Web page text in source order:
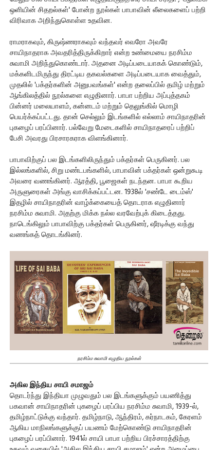
ஒளியின் சிதறல்கள்' போன்ற நூல்கள் பாபாவின் லீலைகளைப் பற்றி
விரிவாக அறிந்துகொள்ள உதவின.
ராமராகவும், கிருஷ்ணராகவும் வந்தவர் எவரோ அவரே
சாயிநாதராக அவதரித்திருக்கிறார் என்ற உண்மையை நரசிம்ம
சுவாமி அறிந்துகொண்டார். அதனை அடிப்படையாகக் கொண்டும்,
மக்களிடமிருந்து திரட்டிய தகவல்களை அடிப்படையாக வைத்தும்,
முதலில் 'பக்தர்களின் அனுபவங்கள்' என்ற தலைப்பில் தமிழ் மற்றும்
ஆங்கிலத்தில் நூல்களை எழுதினார். பாபா பற்றிய அப்புத்தகம்
பின்னர் மலையாளம், கன்னடம் மற்றும் தெலுங்கில் மொழி
பெயர்க்கப்பட்டது. தான் செல்லும் இடங்களில் எல்லாம் சாயிநாதரின்
புகழைப் பரப்பினார். பல்வேறு மேடைகளில் சாயிநாதரைப் பற்றிப்
பேசி அவரது பிரசாரகராக விளங்கினார்.
பாபாவிற்குப் பல இடங்களிலிருந்தும் பக்தர்கள் பெருகினர். பல
இல்லங்களில், சிறு மண்டபங்களில், பாபாவின் பக்தர்கள் ஒன்றுகூடி
அவரை வணங்கினர். ஆரத்தி, பூஜைகள் நடந்தன. பாபா கூறிய
அருளுரைகள் அங்கு வாசிக்கப்பட்டன. 1938ல் 'சண்டே டைம்ஸ்'
இதழில் சாயிநாதரின் வாழ்க்கையைத் தொடராக எழுதினார்
நரசிம்ம சுவாமி. அதற்கு மிக்க நல்ல வரவேற்புக் கிடைத்தது.
நாடெங்கிலும் பாபாவிற்கு பக்தர்கள் பெருகினர், ஷீரடிக்கு வந்து
வணங்கத் தொடங்கினர்.
நரசிம்ம சுவாமி எழுதிய நூல்கள்
அகில இந்திய சாயி சமாஜம்
தொடர்ந்து இந்தியா முழுவதும் பல இடங்களுக்கும் பயணித்து
பகவான் சாயிநாதரின் புகழைப் பரப்பிய நரசிம்ம சுவாமி, 1939-ல்,
தமிழ்நாட்டுக்கு வந்தார். தமிழ்நாடு, ஆந்திரம், கர்நாடகம், கேரளம்
ஆகிய மாநிலங்களுக்குப் பயணம் மேற்கொண்டு சாயிநாதரின்
புகழைப் பரப்பினார். 1941ல் சாயி பாபா பற்றிய பிரச்சாரத்திற்கு